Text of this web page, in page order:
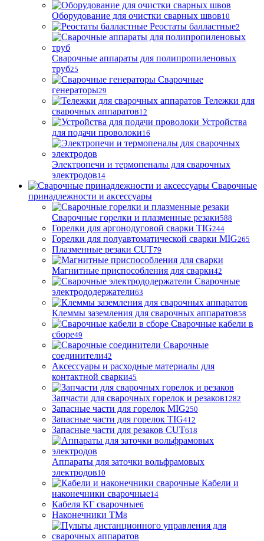
Оборудование для очистки сварных швов10
Реостаты балластные2
Сварочные аппараты для полипропиленовых
труб25
Сварочные
генераторы29
Тележки для
сварочных аппаратов12
Устройства
для подачи проволоки16
Электропечи и термопеналы для сварочных
электродов14
Сварочные
принадлежности и аксессуары
Сварочные горелки и плазменные резаки588
Горелки для аргонодуговой сварки TIG244
Горелки для полуавтоматической сварки MIG265
Плазменные резаки CUT79
Магнитные приспособления для сварки42
Сварочные
электрододержатели63
Клеммы заземления для сварочных аппаратов58
Сварочные кабели в
сборе49
Сварочные
соединители42
Аксессуары и расходные материалы для
контактной сварки45
Запчасти для сварочных горелок и резаков1282
Запасные части для горелок MIG250
Запасные части для горелок TIG412
Запасные части для резаков CUT618
Аппараты для заточки вольфрамовых
электродов10
Кабели и
наконечники сварочные14
Кабеля КГ сварочные6
Наконечники ТМ8